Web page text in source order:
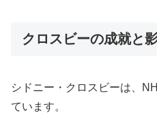
クロスビーの成就と
シドニー・クロスビーは、
ています。